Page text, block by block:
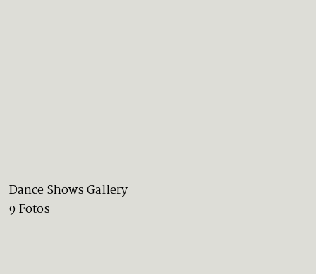
Dance Shows Gallery
9 Fotos